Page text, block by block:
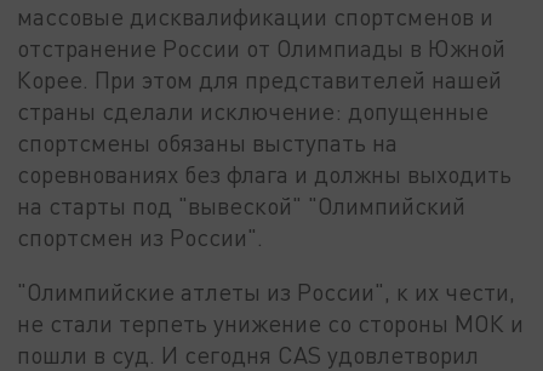
массовые дисквалификации спортсменов и
отстранение России от Олимпиады в Южной
Корее. При этом для представителей нашей
страны сделали исключение: допущенные
спортсмены обязаны выступать на
соревнованиях без флага и должны выходить
на старты под "вывеской" "Олимпийский
спортсмен из России".
"Олимпийские атлеты из России", к их чести,
не стали терпеть унижение со стороны МОК и
пошли в суд. И сегодня CAS удовлетворил